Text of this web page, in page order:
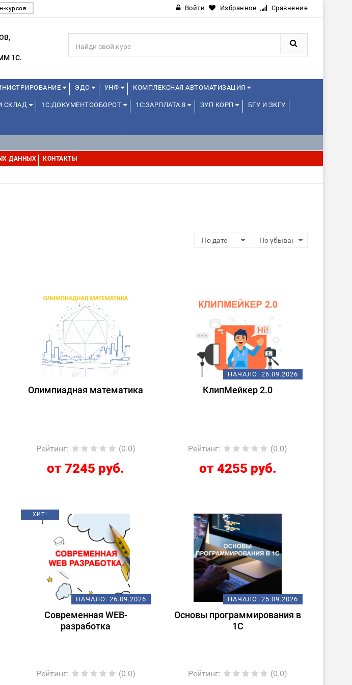
курсов Войти Избранное Сравнение
1С.
ЭДО УНФ КОМПЛЕКСНАЯ АВТОМАТИЗАЦИЯ
СКЛАД 1С:ДОКУМЕНТООБОРОТ 1С:ЗАРПЛАТА 8 ЗУП КОРП БГУ И ЗКГУ
КУРСОВ
4-6 ЧАСОВ ОТ 12 ЛЕТ
ДАННЫХ КОНТАКТЫ
Олимпиадная математика
Рейтинг: (0.0)
от 7245 руб.
НАЧАЛО: 26.09.2026
КлипМейкер 2.0
Рейтинг: (0.0)
от 4255 руб.
ХИТ!
НАЧАЛО: 26.09.2026
Современная WEB-
разработка
Рейтинг: (0.0)
НАЧАЛО: 25.09.2026
Основы программирования в
1С
Рейтинг: (0.0)